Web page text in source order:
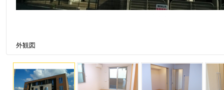
外観図